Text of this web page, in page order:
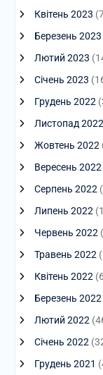
Квітень 2023
Березень 2023
Лютий 2023
Січень 2023
Грудень 2022
Листопад 2022
Жовтень 2022
Вересень 2022
Серпень 2022
Липень 2022
Червень 2022
Травень 2022
Квітень 2022
Березень 2022
Лютий 2022
Січень 2022
Грудень 2021